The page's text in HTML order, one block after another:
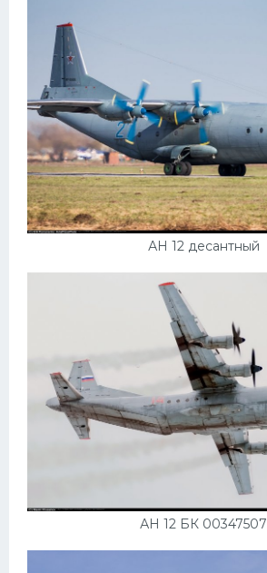
АН 12 десантный
АН 12 БК 00347507